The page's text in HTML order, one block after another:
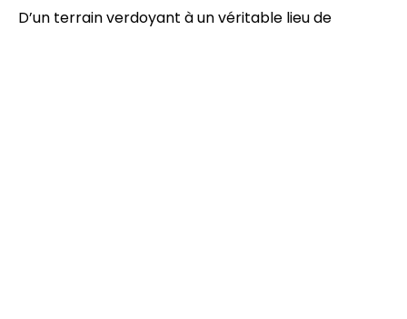
D’un terrain verdoyant à un véritable lieu de